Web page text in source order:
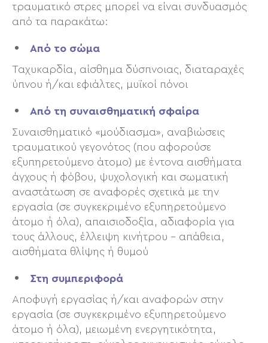
τραυματικό στρες μπορεί να είναι συνδυασμός
από τα παρακάτω:
Από το σώμα
Ταχυκαρδία, αίσθημα δύσπνοιας, διαταραχές
ύπνου ή/και εφιάλτες, μυϊκοί πόνοι
Από τη συναισθηματική σφαίρα
Συναισθηματικό «μούδιασμα», αναβιώσεις
τραυματικού γεγονότος (που αφορούσε
εξυπηρετούμενο άτομο) με έντονα αισθήματα
άγχους ή φόβου, ψυχολογική και σωματική
αναστάτωση σε αναφορές σχετικά με την
εργασία (σε συγκεκριμένο εξυπηρετούμενο
άτομο ή όλα), απαισιοδοξία, αδιαφορία για
τους άλλους, έλλειψη κινήτρου – απάθεια,
αισθήματα θλίψης ή θυμού
Στη συμπεριφορά
Αποφυγή εργασίας ή/και αναφορών στην
εργασία (σε συγκεκριμένο εξυπηρετούμενο
άτομο ή όλα), μειωμένη ενεργητικότητα,